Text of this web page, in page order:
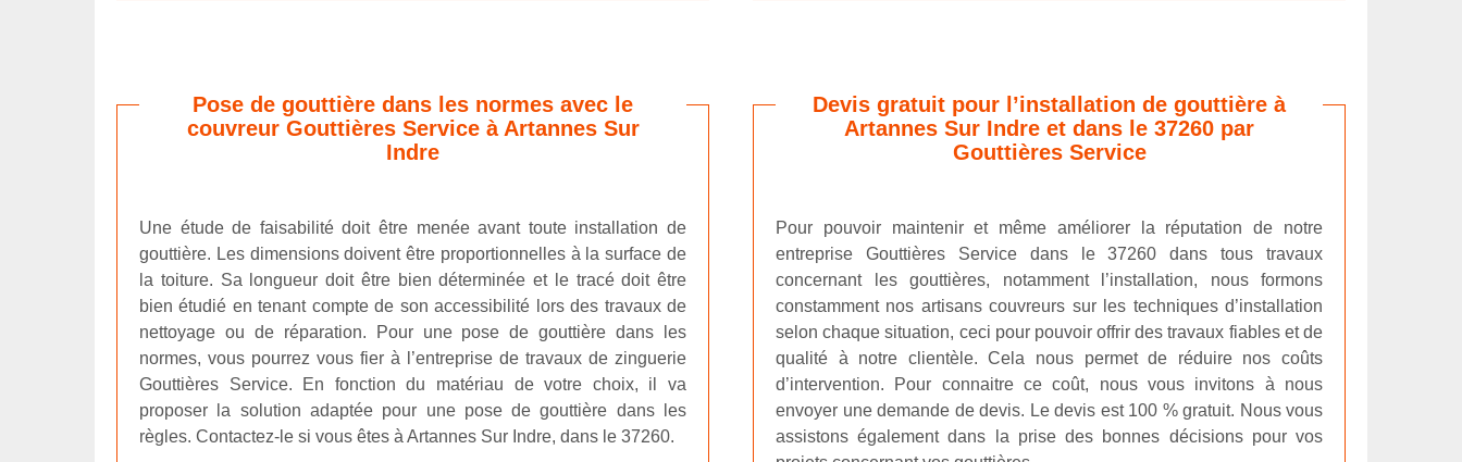
Pose de gouttière dans les normes avec le
couvreur Gouttières Service à Artannes Sur
Indre
Une étude de faisabilité doit être menée avant toute installation de
gouttière. Les dimensions doivent être proportionnelles à la surface de
la toiture. Sa longueur doit être bien déterminée et le tracé doit être
bien étudié en tenant compte de son accessibilité lors des travaux de
nettoyage ou de réparation. Pour une pose de gouttière dans les
normes, vous pourrez vous fier à l’entreprise de travaux de zinguerie
Gouttières Service. En fonction du matériau de votre choix, il va
proposer la solution adaptée pour une pose de gouttière dans les
règles. Contactez-le si vous êtes à Artannes Sur Indre, dans le 37260.
Devis gratuit pour l’installation de gouttière à
Artannes Sur Indre et dans le 37260 par
Gouttières Service
Pour pouvoir maintenir et même améliorer la réputation de notre
entreprise Gouttières Service dans le 37260 dans tous travaux
concernant les gouttières, notamment l’installation, nous formons
constamment nos artisans couvreurs sur les techniques d’installation
selon chaque situation, ceci pour pouvoir offrir des travaux fiables et de
qualité à notre clientèle. Cela nous permet de réduire nos coûts
d’intervention. Pour connaitre ce coût, nous vous invitons à nous
envoyer une demande de devis. Le devis est 100 % gratuit. Nous vous
assistons également dans la prise des bonnes décisions pour vos